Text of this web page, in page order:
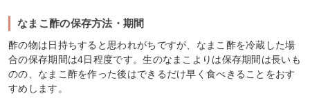
なまこ酢の保存方法・期間
酢の物は日持ちすると思われがちですが、なまこ酢を冷蔵した場
合の保存期間は4日程度です。生のなまこよりは保存期間は長いも
のの、なまこ酢を作った後はできるだけ早く食べきることをおす
すめします。